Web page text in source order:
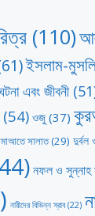
(110)
ইসলাম-
এবং জীবনী
(54) ওজু (37)
সালাত(29) দুর্বল
নফল ও সুন্নাহ
নারীদের বিভিন্ন স্রাব(22)